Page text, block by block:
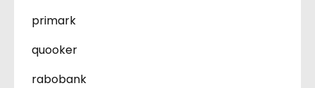
primark
quooker
rabobank